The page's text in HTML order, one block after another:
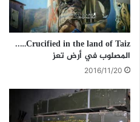
Crucified in the land of Taiz…..
المصلوب في أرض تعز
2016/11/20